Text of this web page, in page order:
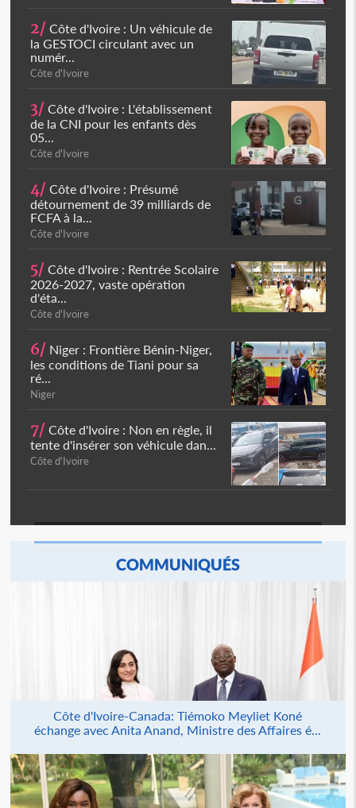
2/ Côte d'Ivoire : Un véhicule de
la GESTOCI circulant avec un
numér...
Côte d'Ivoire
3/ Côte d'Ivoire : L'établissement
de la CNI pour les enfants dès
05...
Côte d'Ivoire
4/ Côte d'Ivoire : Présumé
détournement de 39 milliards de
FCFA à la...
Côte d'Ivoire
5/ Côte d'Ivoire : Rentrée Scolaire
2026-2027, vaste opération
d'éta...
Côte d'Ivoire
6/ Niger : Frontière Bénin-Niger,
les conditions de Tiani pour sa
ré...
Niger
7/ Côte d'Ivoire : Non en règle, il
tente d'insérer son véhicule dan...
Côte d'Ivoire
COMMUNIQUÉS
Côte d'Ivoire-Canada: Tiémoko Meyliet Koné
échange avec Anita Anand, Ministre des Affaires é...